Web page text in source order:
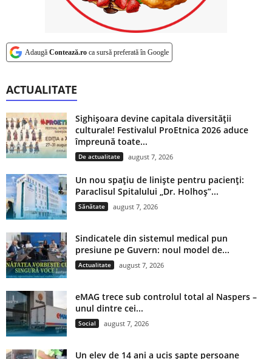
Adaugă Contează.ro ca sursă preferată în Google
ACTUALITATE
Sighișoara devine capitala diversității
culturale! Festivalul ProEtnica 2026 aduce
împreună toate...
De actualitate august 7, 2026
Un nou spațiu de liniște pentru pacienți:
Paraclisul Spitalului „Dr. Holhoș”...
Sănătate august 7, 2026
Sindicatele din sistemul medical pun
presiune pe Guvern: noul model de...
Actualitate august 7, 2026
eMAG trece sub controlul total al Naspers –
unul dintre cei...
Social august 7, 2026
Un elev de 14 ani a ucis șapte persoane